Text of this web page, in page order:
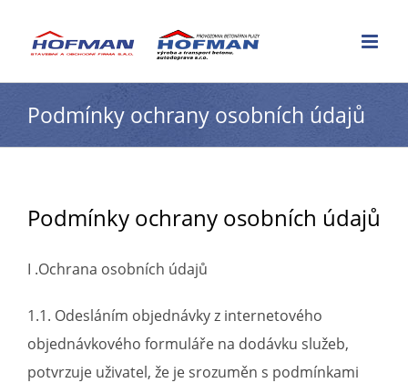
Podmínky ochrany osobních údajů
Podmínky ochrany osobních údajů
I .Ochrana osobních údajů
1.1. Odesláním objednávky z internetového
objednávkového formuláře na dodávku služeb,
potvrzuje uživatel, že je srozuměn s podmínkami